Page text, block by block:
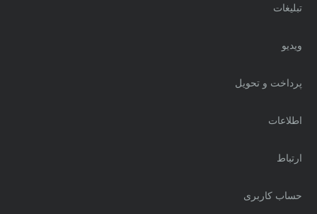
تبلیغات
ویدیو
پرداخت و تحویل
اطلاعات
ارتباط
حساب کاربری